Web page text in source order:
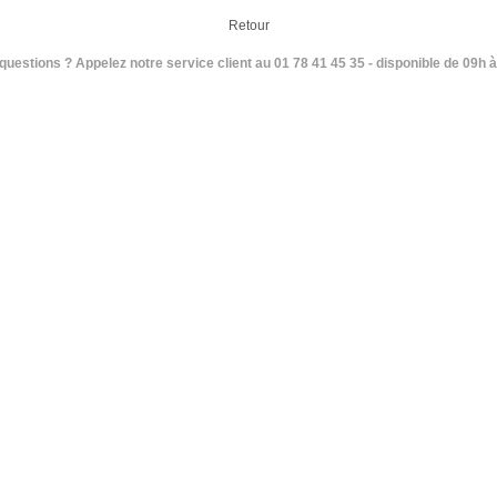
Retour
? Appelez notre service client au 01 78 41 45 35 - disponible de 09h